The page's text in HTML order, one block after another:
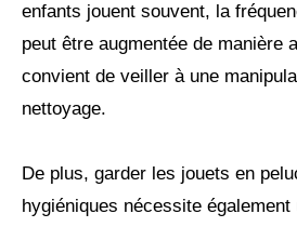
enfants jouent souvent, la
peut être augmentée de manière
convient de veiller à une
nettoyage.
De plus, garder les jouets en
hygiéniques nécessite